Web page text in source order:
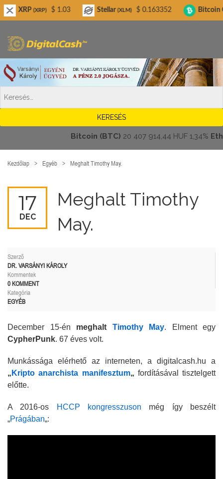
Bitcoin (BTC)20 407 914,44 HUF1,34%
Kezdőlap Egyéb Meghalt Timothy May.
17
DEC
Meghalt Timothy
May.
Szerző
DR. VARSÁNYI KÁROLY
Kommentek
0 KOMMENT
Kategória
EGYÉB
December 15-én meghalt Timothy May. Elment egy
CypherPunk. 67 éves volt.
Munkássága elérhető az interneten, a digitalcash.hu a
„ Kripto anarchista manifesztum„ fordításával tisztelgett
előtte.
A 2016-os HCCP kongresszuson még így beszélt
„Prágában„:
(XRP) $ 1.03 Stellar(XLM) $ 0.163352 Bitcoin Cash(BCH)
Digitalcash.hu